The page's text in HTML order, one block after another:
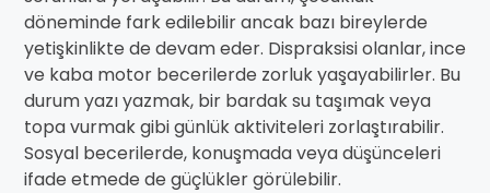
döneminde fark edilebilir ancak bazı bireylerde
yetişkinlikte de devam eder. Dispraksisi olanlar, ince
ve kaba motor becerilerde zorluk yaşayabilirler. Bu
durum yazı yazmak, bir bardak su taşımak veya
topa vurmak gibi günlük aktiviteleri zorlaştırabilir.
Sosyal becerilerde, konuşmada veya düşünceleri
ifade etmede de güçlükler görülebilir.